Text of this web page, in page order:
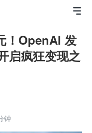
！OpenAI 发
启疯狂变现之
钟